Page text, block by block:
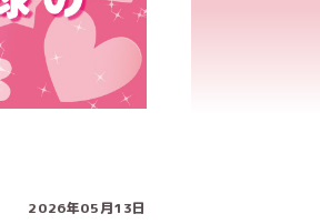
2026年05月13日